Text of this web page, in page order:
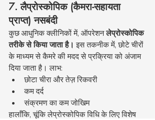
7. लैप्रोस्कोपिक (कैमरा-सहायता
प्राप्त) नसबंदी
कुछ आधुनिक क्लीनिकों में, ऑपरेशन लेप्रोस्कोपिक
तरीके से किया जाता है। इस तकनीक में, छोटे चीरों
के माध्यम से कैमरे की मदद से प्रक्रिया को अंजाम
दिया जाता है। लाभ:
छोटा चीरा और तेज़ रिकवरी
कम दर्द
संक्रमण का कम जोखिम
हालाँकि, चूंकि लेप्रोस्कोपिक विधि के लिए विशेष